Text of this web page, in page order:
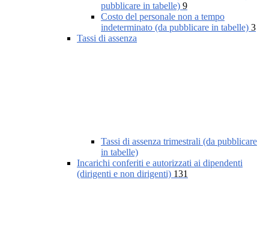
pubblicare in tabelle) 9
Costo del personale non a tempo
indeterminato (da pubblicare in tabelle) 3
Tassi di assenza
Tassi di assenza trimestrali (da pubblicare
in tabelle)
Incarichi conferiti e autorizzati ai dipendenti
(dirigenti e non dirigenti) 131